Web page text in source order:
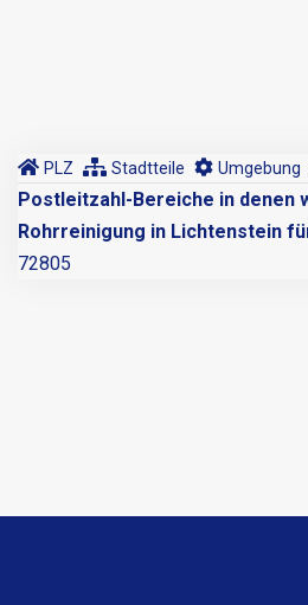
PLZ Stadtteile Umgebung
Postleitzahl-Bereiche in denen
Rohrreinigung in Lichtenstein
72805